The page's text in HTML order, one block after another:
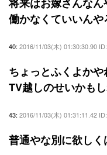
働かなくていいん
40: 2016/11/03(木) 01:30:30.90
ちょっとふくよかや
TV越しのせいかも
43: 2016/11/03(木) 01:31:11.42
普通やな別に欲しく